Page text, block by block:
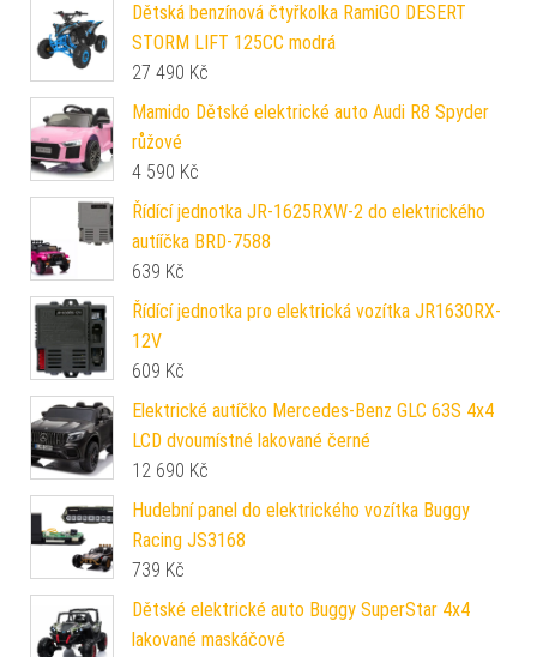
Dětská benzínová čtyřkolka RamiGO DESERT
STORM LIFT 125CC modrá
27 490 Kč
Mamido Dětské elektrické auto Audi R8 Spyder
růžové
4 590 Kč
Řídící jednotka JR-1625RXW-2 do elektrického
autííčka BRD-7588
639 Kč
Řídící jednotka pro elektrická vozítka JR1630RX-
12V
609 Kč
Elektrické autíčko Mercedes-Benz GLC 63S 4x4
LCD dvoumístné lakované černé
12 690 Kč
Hudební panel do elektrického vozítka Buggy
Racing JS3168
739 Kč
Dětské elektrické auto Buggy SuperStar 4x4
lakované maskáčové